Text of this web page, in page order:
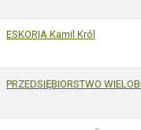
ESKORIA Kamil Król
PRZEDSIĘBIORSTWO